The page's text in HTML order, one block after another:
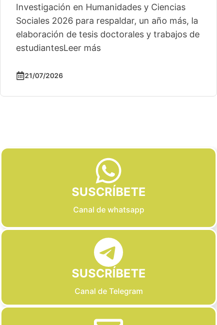
Investigación en Humanidades y Ciencias
Sociales 2026 para respaldar, un año más, la
elaboración de tesis doctorales y trabajos de
estudiantesLeer más
21/07/2026
SUSCRÍBETE
Canal de whatsapp
SUSCRÍBETE
Canal de Telegram